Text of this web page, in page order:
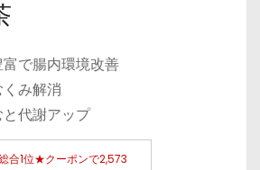
で腸内環境改善
み解消
代謝アップ
総合1位★クーポンで2,573